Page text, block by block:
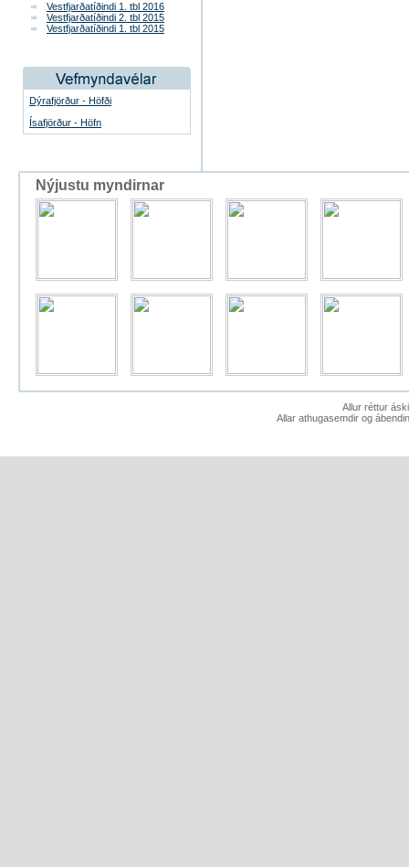
Vestfjarðatíðindi 1. tbl 2016
Vestfjarðatíðindi 2. tbl 2015
Vestfjarðatíðindi 1. tbl 2015
Dýrafjörður - Höfði
Ísafjörður - Höfn
Nýjustu myndirnar
Allur réttur
Allar athugasemdir og